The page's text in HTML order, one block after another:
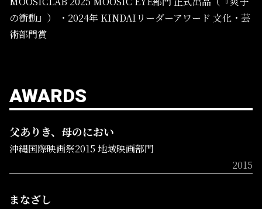
の衝動』）
・2024年 KINDAIリーダーアワード 文化・芸
術部門賞
AWARDS
父ありき、母のにおい
沖縄国際映画祭2015 地域映画部門
2015
まなざし